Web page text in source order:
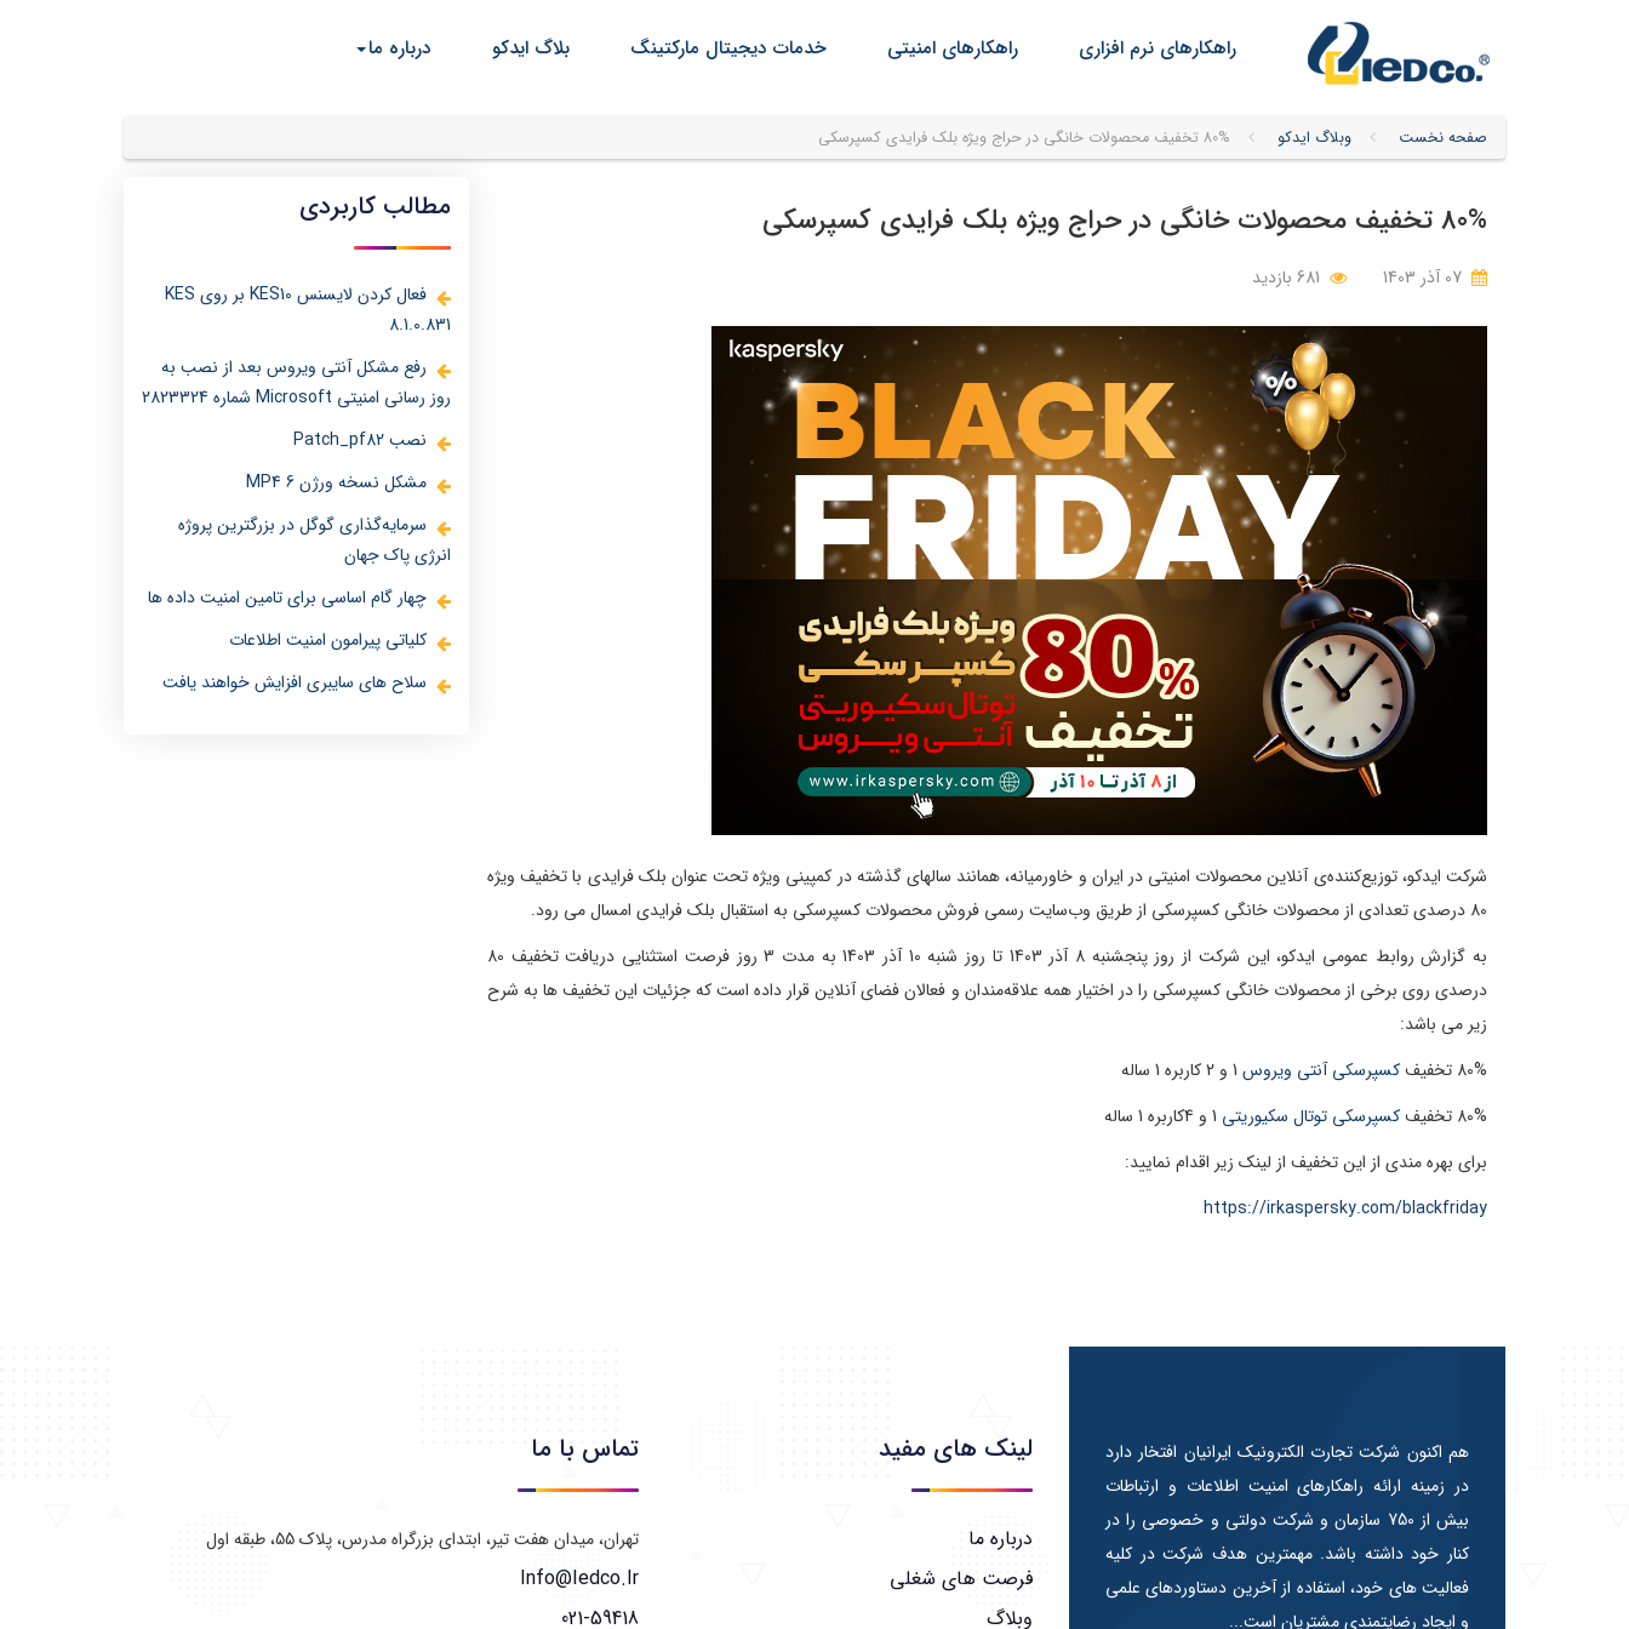
راهکارهای نرم افزاری راهکارهای امنیتی خدمات دیجیتال مارکتینگ بلاگ ایدکو درباره ما
صفحه نخست وبلاگ ایدکو 80% تخفیف محصولات خانگی در حراج ویژه بلک فرایدی کسپرسکی
80% تخفیف محصولات خانگی در حراج ویژه بلک فرایدی کسپرسکی
07 آذر 1403 681 بازدید
شرکت ایدکو، توزیع‌کننده‌ی آنلاین محصولات امنیتی در ایران و خاورمیانه، همانند سالهای گذشته در کمپینی ویژه تحت عنوان بلک فرایدی با تخفیف ویژه
80 درصدی تعدادی از محصولات خانگی کسپرسکی از طریق وب‌سایت رسمی فروش محصولات کسپرسکی به استقبال بلک فرایدی امسال می رود.
به گزارش روابط عمومی ایدکو، این شرکت از روز پنجشنبه 8 آذر 1403 تا روز شنبه 10 آذر 1403 به مدت 3 روز فرصت استثنایی دریافت تخفیف 80
درصدی روی برخی از محصولات خانگی کسپرسکی را در اختیار همه علاقه‌مندان و فعالان فضای آنلاین قرار داده است که جزئیات این تخفیف ها به شرح
زیر می باشد:
80% تخفیف
کسپرسکی آنتی ویروس
کاربره 1 ساله
80% تخفیف
کسپرسکی توتال سکیوریتی 1 و 4
کاربره 1 ساله
برای بهره مندی از این تخفیف از لینک زیر اقدام نمایید:
https://irkaspersky.com/blackfriday
مطالب کاربردی
فعال کردن لایسنس KES10 بر روی KES
8.1.0.831
رفع مشکل آنتی ویروس بعد از نصب به
روز رسانی امنیتی Microsoft شماره 2823324
نصب Patch_pf82
مشکل نسخه ورژن 6 MP4
سرمایه‌گذاری گوگل در بزرگترین پروژه
انرژی پاک جهان
چهار گام اساسی برای تامین امنیت داده ها
کلیاتی پیرامون امنیت اطلاعات
سلاح های سایبری افزایش خواهند یافت
هم اکنون شرکت تجارت الکترونیک ایرانیان افتخار دارد
در زمینه ارائه راهکارهای امنیت اطلاعات و ارتباطات
بیش از 750 سازمان و شرکت دولتی و خصوصی را در
کنار خود داشته باشد. مهمترین هدف شرکت در کلیه
فعالیت های خود، استفاده از آخرین دستاوردهای علمی
و ایجاد رضایتمندی مشتریان است...
لینک های مفید
درباره ما
فرصت های شغلی
وبلاگ
تماس با ما
تهران، میدان هفت تیر، ابتدای بزرگراه مدرس، پلاک 55، طبقه اول
Info@iedco.ir
021-59418